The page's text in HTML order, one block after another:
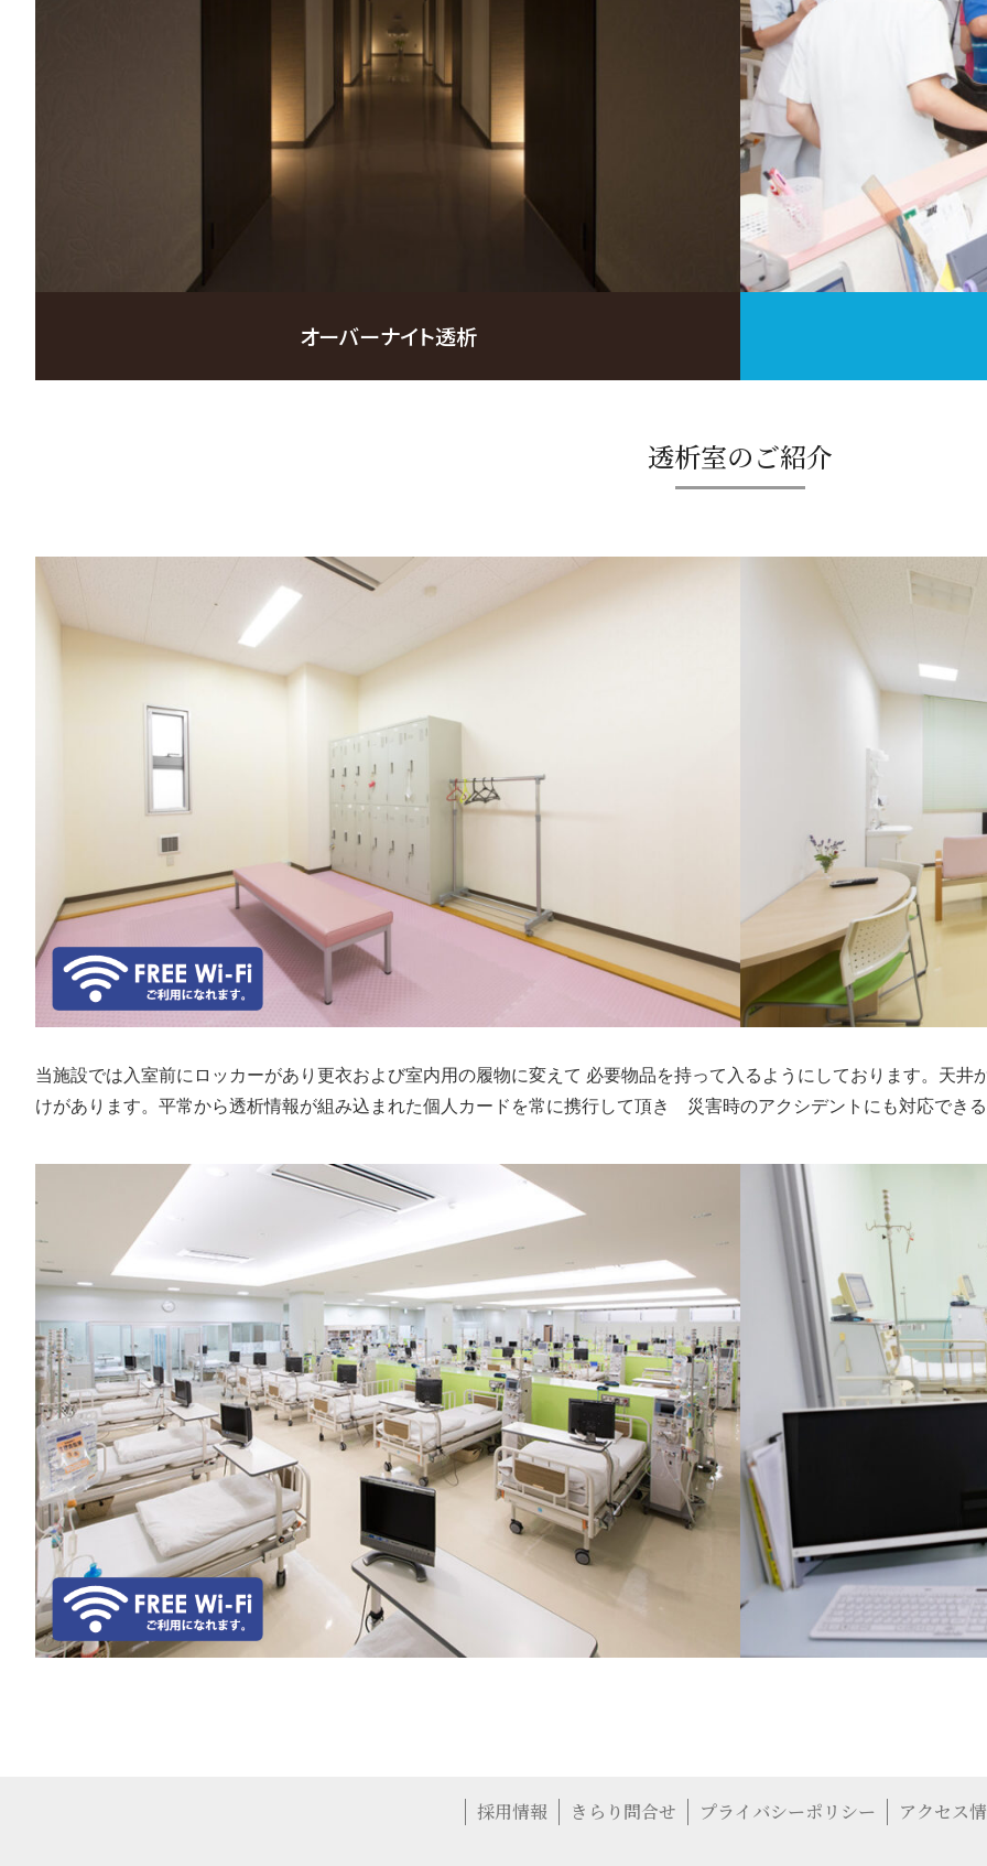
オーバーナイト透析
透析室のご紹介
当施設では入室前にロッカーがあり更衣および室内用の履物に変えて 必要物品を持って入るようにしております。天
けがあります。平常から透析情報が組み込まれた個人カードを常に携行して頂き 災害時のアクシデントにも対応でき
採用情報 きらり問合せ プライバシーポリシー アクセス